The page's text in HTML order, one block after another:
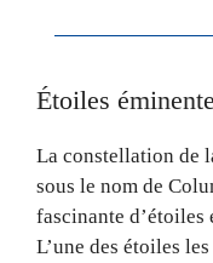
Étoiles
La constellation de
sous le nom de
fascinante d’étoiles
L’une des étoiles